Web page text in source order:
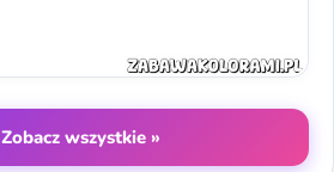
Zobacz wszystkie »